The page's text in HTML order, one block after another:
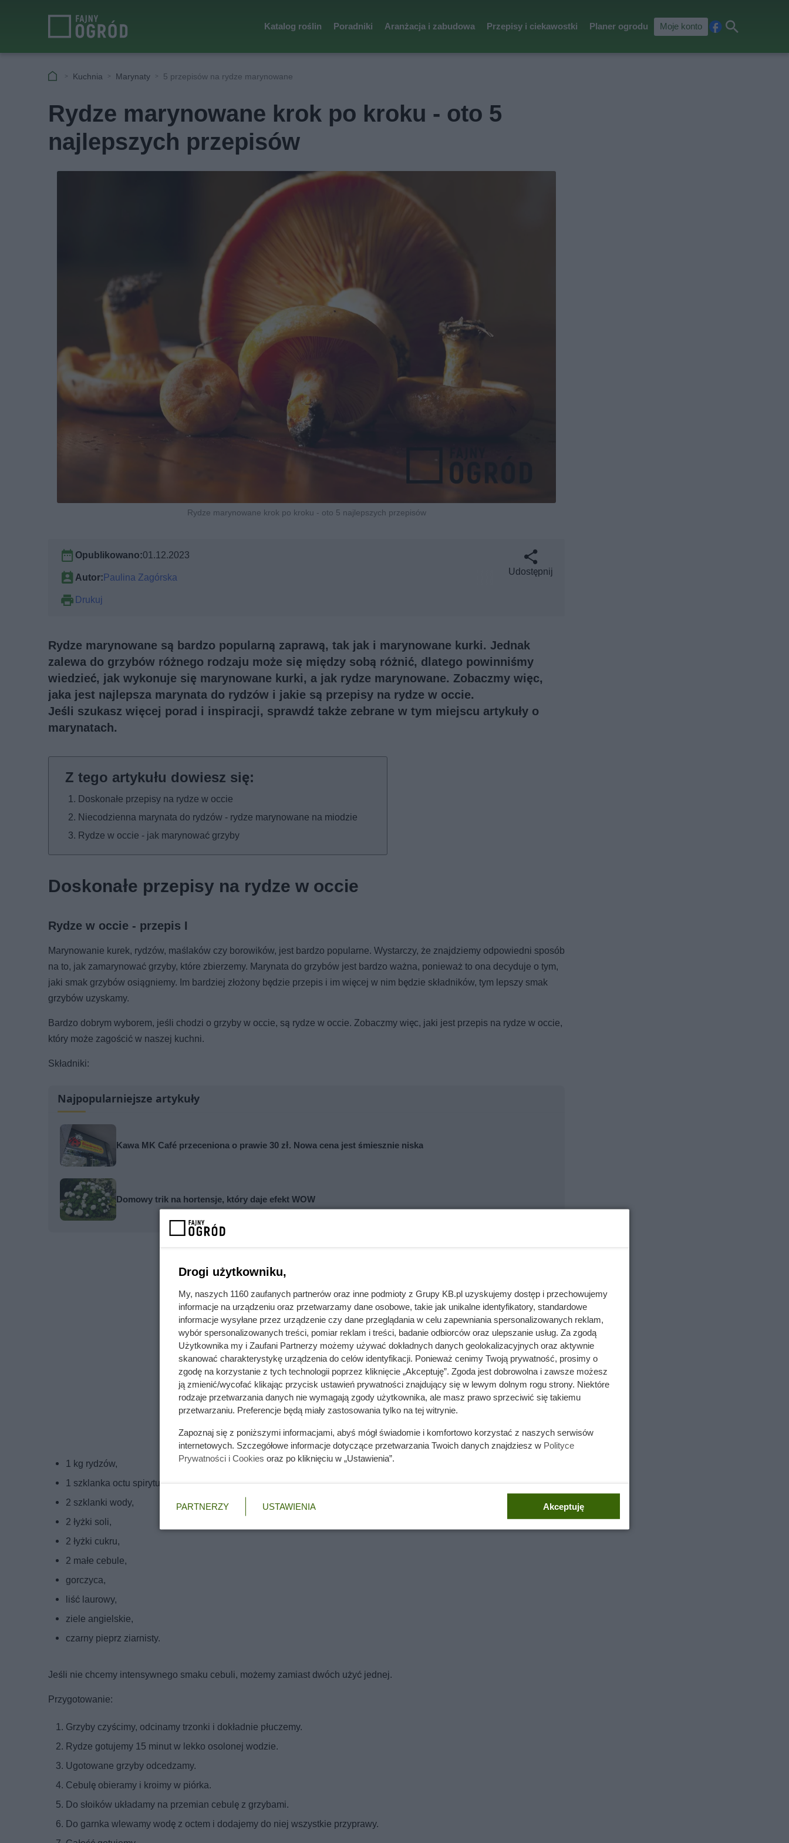
Katalog roślin Poradniki Aranżacja i zabudowa Przepisy i ciekawostki Planer ogrodu Moje konto
cebkaj
Kuchnia Marynaty 5 przepisów na rydze marynowane
Rydze marynowane krok po kroku - oto 5
najlepszych przepisów
Rydze marynowane krok po kroku - oto 5 najlepszych przepisów
Opublikowano:01.12.2023
Autor:Paulina Zagórska
Drukuj
Udostępnij
Rydze marynowane są bardzo popularną zaprawą, tak jak i marynowane kurki. Jednak
zalewa do grzybów różnego rodzaju może się między sobą różnić, dlatego powinniśmy
wiedzieć, jak wykonuje się marynowane kurki, a jak rydze marynowane. Zobaczmy więc,
jaka jest najlepsza marynata do rydzów i jakie są przepisy na rydze w occie.
Jeśli szukasz więcej porad i inspiracji, sprawdź także zebrane w tym miejscu artykuły o
marynatach.
Doskonałe przepisy na rydze w occie
Niecodzienna marynata do rydzów - rydze marynowane na miodzie
Rydze w occie - jak marynować grzyby
Doskonałe przepisy na rydze w occie
Rydze w occie - przepis I
Marynowanie kurek, rydzów, maślaków czy borowików, jest bardzo popularne. Wystarczy, że znajdziemy odpowiedni sposób
na to, jak zamarynować grzyby, które zbierzemy. Marynata do grzybów jest bardzo ważna, ponieważ to ona decyduje o tym,
jaki smak grzybów osiągniemy. Im bardziej złożony będzie przepis i im więcej w nim będzie składników, tym lepszy smak
grzybów uzyskamy.
Bardzo dobrym wyborem, jeśli chodzi o grzyby w occie, są rydze w occie. Zobaczmy więc, jaki jest przepis na rydze w occie,
który może zagościć w naszej kuchni.
Składniki:
Najpopularniejsze artykuły
Kawa MK Café przeceniona o prawie 30 zł. Nowa cena jest śmiesznie niska
Domowy trik na hortensje, który daje efekt WOW
1 kg rydzów,
1 szklanka octu spirytusowego 10%,
2 szklanki wody,
2 łyżki soli,
2 łyżki cukru,
2 małe cebule,
gorczyca,
liść laurowy,
ziele angielskie,
czarny pieprz ziarnisty.
Jeśli nie chcemy intensywnego smaku cebuli, możemy zamiast dwóch użyć jednej.
Przygotowanie:
Grzyby czyścimy, odcinamy trzonki i dokładnie płuczemy.
Rydze gotujemy 15 minut w lekko osolonej wodzie.
Ugotowane grzyby odcedzamy.
Cebulę obieramy i kroimy w piórka.
Do słoików układamy na przemian cebulę z grzybami.
Do garnka wlewamy wodę z octem i dodajemy do niej wszystkie przyprawy.
Drogi użytkowniku,
My, naszych 1160 zaufanych partnerów oraz inne podmioty z Grupy KB.pl uzyskujemy dostęp i przechowujemy
informacje na urządzeniu oraz przetwarzamy dane osobowe, takie jak unikalne identyfikatory, standardowe
informacje wysyłane przez urządzenie czy dane przeglądania w celu zapewniania spersonalizowanych reklam,
wybór spersonalizowanych treści, pomiar reklam i treści, badanie odbiorców oraz ulepszanie usług. Za zgodą
Użytkownika my i Zaufani Partnerzy możemy używać dokładnych danych geolokalizacyjnych oraz aktywnie
skanować charakterystykę urządzenia do celów identyfikacji. Ponieważ cenimy Twoją prywatność, prosimy o
zgodę na korzystanie z tych technologii poprzez kliknięcie „Akceptuję”. Zgoda jest dobrowolna i zawsze możesz
ją zmienić/wycofać klikając przycisk ustawień prywatności znajdujący się w lewym dolnym rogu strony. Niektóre
rodzaje przetwarzania danych nie wymagają zgody użytkownika, ale masz prawo sprzeciwić się takiemu
przetwarzaniu. Preferencje będą miały zastosowania tylko na tej witrynie.
Zapoznaj się z poniższymi informacjami, abyś mógł świadomie i komfortowo korzystać z naszych serwisów
internetowych. Szczegółowe informacje dotyczące przetwarzania Twoich danych znajdziesz w Polityce
Prywatności i Cookies oraz po kliknięciu w „Ustawienia”.
PARTNERZY USTAWIENIA Akceptuję